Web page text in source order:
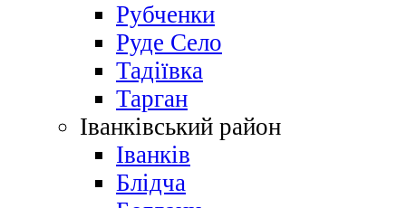
Рубченки
Руде Село
Тадіївка
Тарган
Іванківський район
Іванків
Блідча